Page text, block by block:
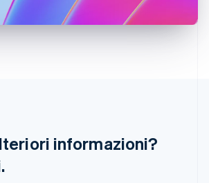
informazioni?